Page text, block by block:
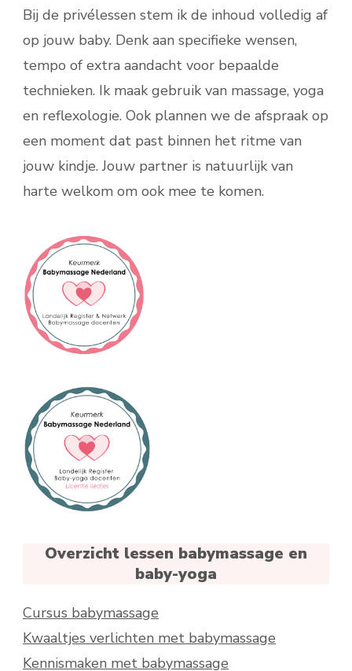
Bij de privélessen stem ik de inhoud volledig af
op jouw baby. Denk aan specifieke wensen,
tempo of extra aandacht voor bepaalde
technieken. Ik maak gebruik van massage, yoga
en reflexologie. Ook plannen we de afspraak op
een moment dat past binnen het ritme van
jouw kindje. Jouw partner is natuurlijk van
harte welkom om ook mee te komen.
Overzicht lessen babymassage en
baby-yoga
Cursus babymassage
Kwaaltjes verlichten met babymassage
Kennismaken met babymassage